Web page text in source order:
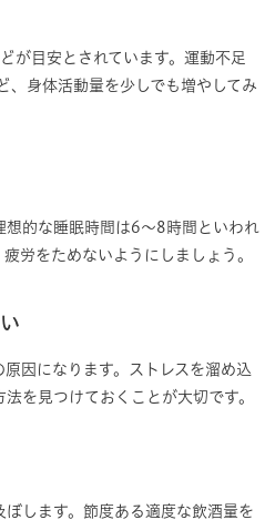
が目安とされています。運動不足
、身体活動量を少しでも増やしてみ
想的な睡眠時間は6～8時間といわれ
労をためないようにしましょう。
因になります。ストレスを溜め込
を見つけておくことが大切です。
します。節度ある適度な飲酒量を